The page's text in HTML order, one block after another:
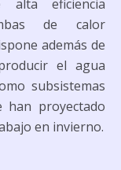
eficiencia
de calor
además de
el agua
subsistemas
han proyectado
en invierno.